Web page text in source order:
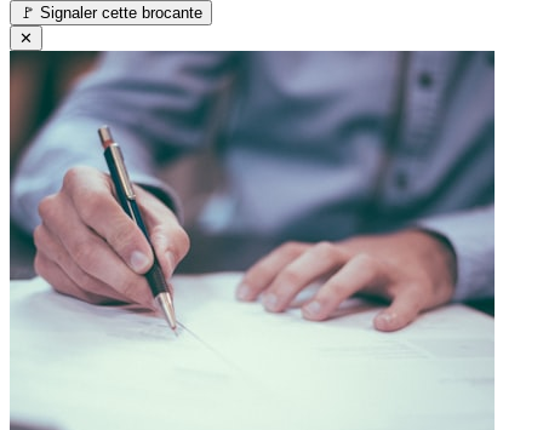
🚩 Signaler cette brocante
✕